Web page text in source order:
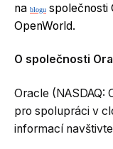
na blogu společnosti
OpenWorld.
O společnosti
Oracle (NASDAQ:
pro spolupráci v
informací navštivte